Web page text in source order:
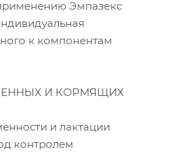
Эмпазекс
к компонентам
И КОРМЯЩИХ
и лактации
контролем